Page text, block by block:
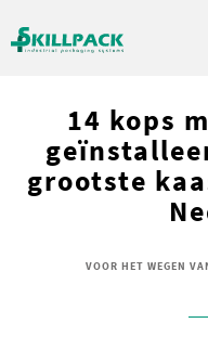
14 kops
grootste
VOOR HET WEGEN